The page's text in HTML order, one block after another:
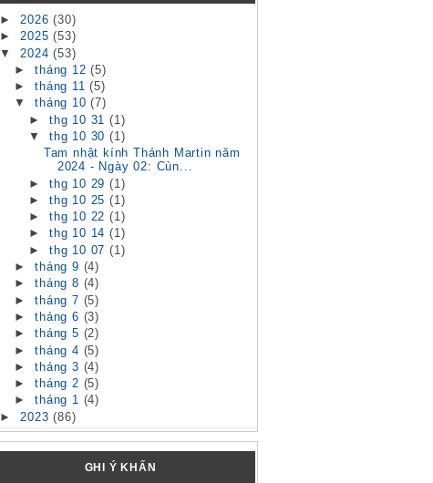
► 2026(30)
►2025(53)
▼ 2024(53)
►tháng 12(5)
►tháng 11(5)
▼tháng 10(7)
►thg 10 31(1)
▼thg 10 30(1)
Tam nhật kính Thánh Martin năm
2024 - Ngày 02: Cùn...
►thg 10 29(1)
►thg 10 25(1)
►thg 10 22(1)
►thg 10 14(1)
►thg 10 07(1)
►tháng 9 (4)
►tháng 8 (4)
►tháng 7 (5)
►tháng 6 (3)
►tháng 5 (2)
►tháng 4 (5)
►tháng 3 (4)
►tháng 2 (5)
►tháng 1 (4)
► 2023(86)
GHI Ý KHẤN